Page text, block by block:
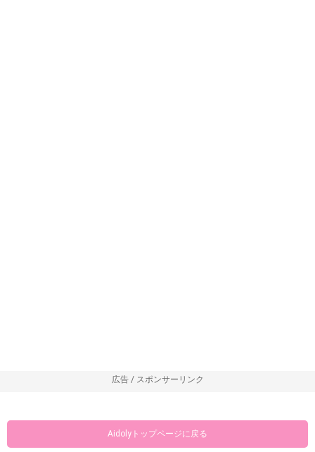
広告 / スポンサーリンク
Aidolyトップページに戻る